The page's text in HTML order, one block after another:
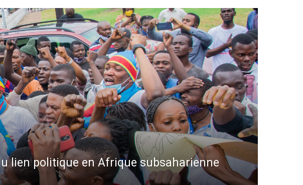
lien politique en Afrique subsaharienne